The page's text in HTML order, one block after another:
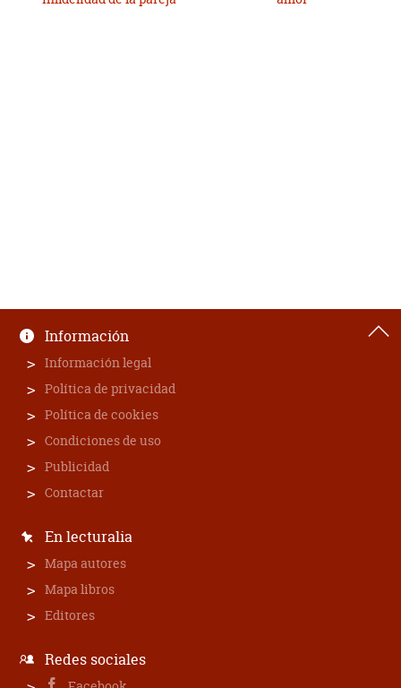
Información
Información legal
Política de privacidad
Política de cookies
Condiciones de uso
Publicidad
Contactar
En lecturalia
Mapa autores
Mapa libros
Editores
Redes sociales